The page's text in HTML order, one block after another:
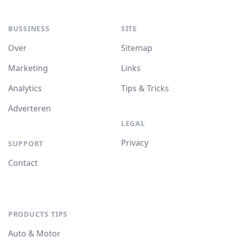
BUSSINESS
Over
Marketing
Analytics
Adverteren
SUPPORT
Contact
SITE
Sitemap
Links
Tips & Tricks
LEGAL
Privacy
PRODUCTS TIPS
Auto & Motor